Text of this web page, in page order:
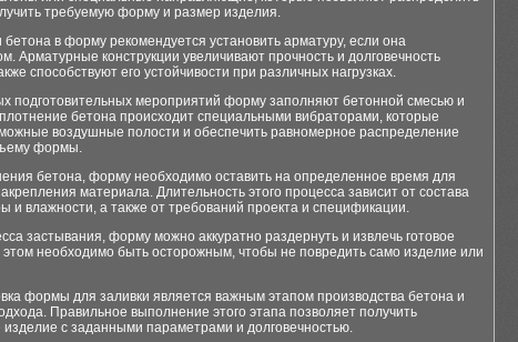
требуемую форму и размер изделия.
в форму рекомендуется установить арматуру, если она
Арматурные конструкции увеличивают прочность и долговечность
способствуют его устойчивости при различных нагрузках.
подготовительных мероприятий форму заполняют бетонной смесью и
бетона происходит специальными вибраторами, которые
воздушные полости и обеспечить равномерное распределение
формы.
бетона, форму необходимо оставить на определенное время для
материала. Длительность этого процесса зависит от состава
и влажности, а также от требований проекта и спецификации.
застывания, форму можно аккуратно раздернуть и извлечь готовое
необходимо быть осторожным, чтобы не повредить само изделие или
формы для заливки является важным этапом производства бетона и
Правильное выполнение этого этапа позволяет получить
изделие с заданными параметрами и долговечностью.